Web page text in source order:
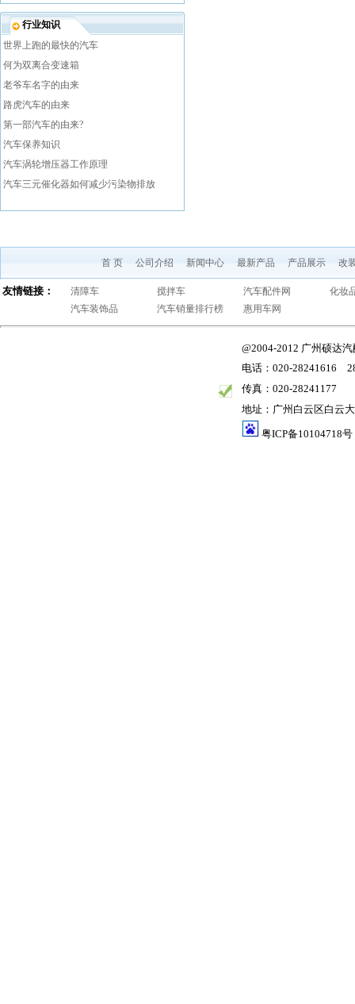
行业知识
世界上跑的最快的汽车
何为双离合变速箱
老爷车名字的由来
路虎汽车的由来
第一部汽车的由来?
汽车保养知识
汽车涡轮增压器工作原理
汽车三元催化器如何减少污染物排放
首 页 公司介绍 新闻中心 最新产品 产品展示 改
友情链接： 清障车 搅拌车 汽车配件网
化妆
汽车装饰品
汽车销量排行榜 惠用车网
@2004-2012 广州硕达
电话：020-28241616
传真：020-28241177
地址：广州白云区白云
粤ICP备10104718号